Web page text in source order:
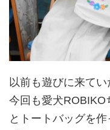
以前も遊びに来て
今回も愛犬ROBIKO
とトートバッグを